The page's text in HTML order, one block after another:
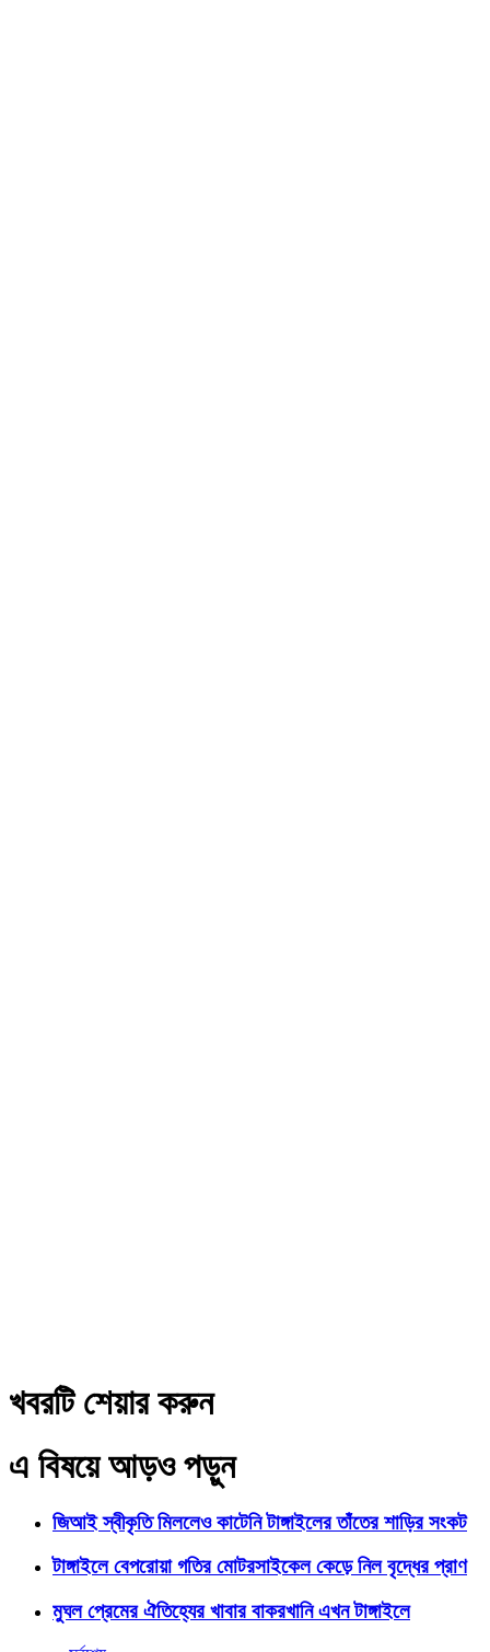
খবরটি শেয়ার করুন
এ বিষয়ে আড়ও পড়ুন
জিআই স্বীকৃতি মিললেও কাটেনি টাঙ্গাইলের তাঁতের শাড়ির সংকট
টাঙ্গাইলে বেপরোয়া গতির মোটরসাইকেল কেড়ে নিল বৃদ্ধের প্রাণ
মুঘল প্রেমের ঐতিহ্যের খাবার বাকরখানি এখন টাঙ্গাইলে